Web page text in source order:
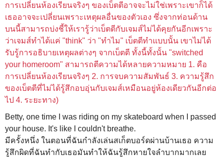
การเปลี่ยนห้องเรียนจริงๆ ของเบ็ตตีอาจจะไม่ใช่เพราะเขาก็ได้
เธออาจจะเปลี่ยนเพราะเหตุผลอื่นของตัวเอง ซึ่งจากท่อนด้าน
บนนี้สามารถบ่งชี้ให้เรารู้ว่าเบ็ตตีกับเจมส์ไม่ได้คุยกันอีกเพราะ
ว่าเจมส์ทำได้แค่ "think" ว่า "ทำไม" เบ็ตตีทำแบบนั้น เขาไม่ได้
รับรู้การอธิบายเหตุผลต่างๆ จากเบ็ตตี ทั้งนี้ทั้งนั้น "switched
your homeroom" สามารถตีความได้หลายความหมาย 1. คือ
การเปลี่ยนห้องเรียนจริงๆ 2. การจบความสัมพันธ์ 3. ความรู้สึก
ของเบ็ตตีที่ไม่ได้รู้สึกอบอุ่นกับเจมส์เหมือนอยู่ห้องเดียวกันอีกต่อ
ไป 4. ระยะทาง)
Betty, one time I was riding on my skateboard when I passed
your house. It's like I couldn't breathe.
มีครั้งหนึ่ง ในตอนที่ฉันกำลังเล่นสเก็ตบอร์ดผ่านบ้านเธอ ความ
รู้สึกผิดที่ฉันทำกับเธอมันทำให้ฉันรู้สึกหายใจลำบากมากเลย